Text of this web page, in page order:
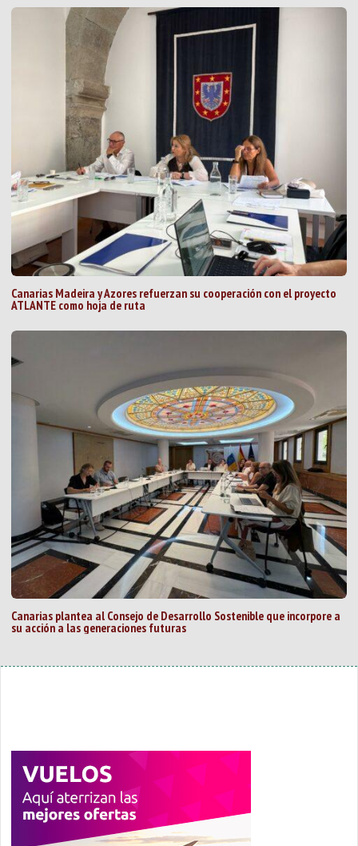
Canarias Madeira y Azores refuerzan su cooperación con el proyecto
ATLANTE como hoja de ruta
Canarias plantea al Consejo de Desarrollo Sostenible que incorpore a
su acción a las generaciones futuras